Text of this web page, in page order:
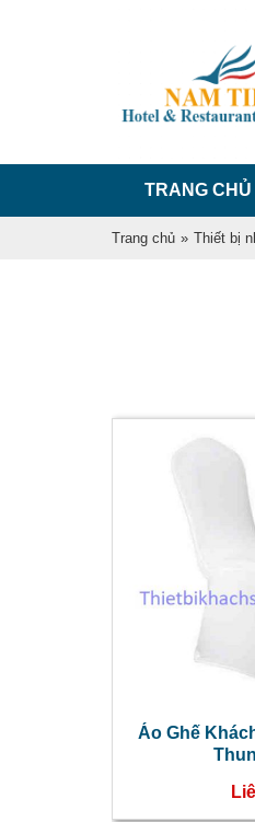
TRANG CHỦ
Trang chủ » Thiết bị
Áo Ghế